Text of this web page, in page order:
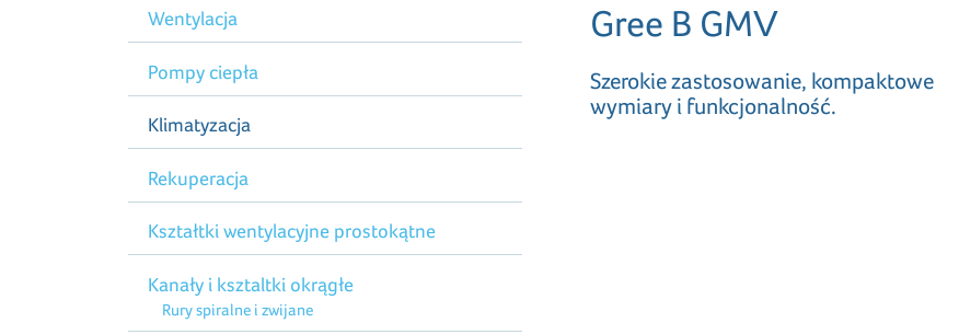
Wentylacja
Pompy ciepła
Klimatyzacja
Rekuperacja
Kształtki wentylacyjne prostokątne
Kanały i ksztaltki okrągłe
Rury spiralne i zwijane
Gree B GMV
Szerokie zastosowanie, kompaktowe
wymiary i funkcjonalność.